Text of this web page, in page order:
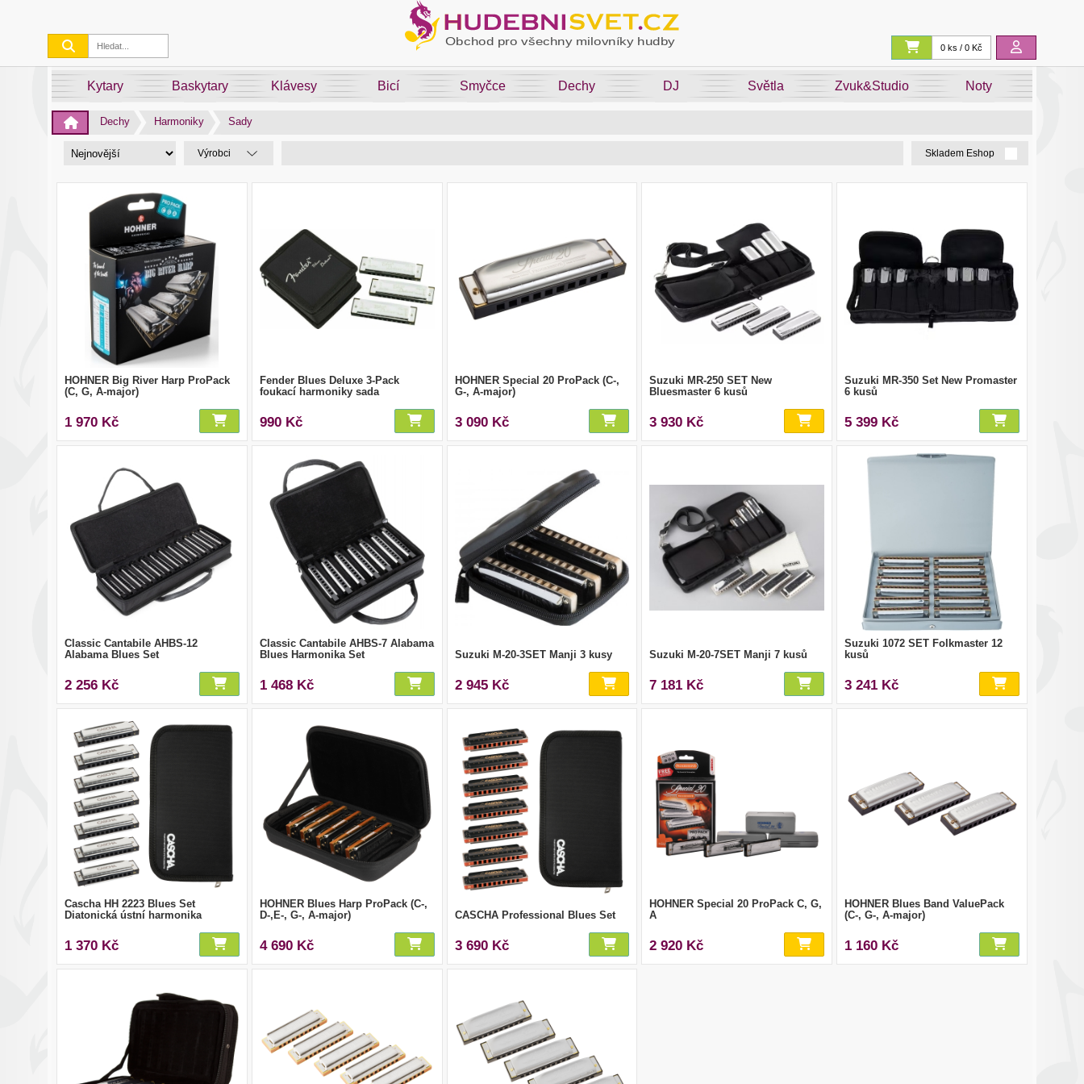
0 ks / 0 Kč
Kytary Baskytary Klávesy Bicí Smyčce Dechy DJ Světla Zvuk&Studio Noty
Dechy Harmoniky Sady
Výrobci Skladem Eshop
HOHNER Big River Harp ProPack
(C, G, A-major)
1 970 Kč
Fender Blues Deluxe 3-Pack
foukací harmoniky sada
990 Kč
HOHNER Special 20 ProPack (C-,
G-, A-major)
3 090 Kč
Suzuki MR-250 SET New
Bluesmaster 6 kusů
3 930 Kč
Suzuki MR-350 Set New Promaster
6 kusů
5 399 Kč
Classic Cantabile AHBS-12
Alabama Blues Set
2 256 Kč
Classic Cantabile AHBS-7 Alabama
Blues Harmonika Set
1 468 Kč
Suzuki M-20-3SET Manji 3 kusy
2 945 Kč
Suzuki M-20-7SET Manji 7 kusů
7 181 Kč
Suzuki 1072 SET Folkmaster 12
kusů
3 241 Kč
Cascha HH 2223 Blues Set
Diatonická ústní harmonika
1 370 Kč
HOHNER Blues Harp ProPack (C-,
D-,E-, G-, A-major)
4 690 Kč
CASCHA Professional Blues Set
3 690 Kč
HOHNER Special 20 ProPack C, G,
A
2 920 Kč
HOHNER Blues Band ValuePack
(C-, G-, A-major)
1 160 Kč